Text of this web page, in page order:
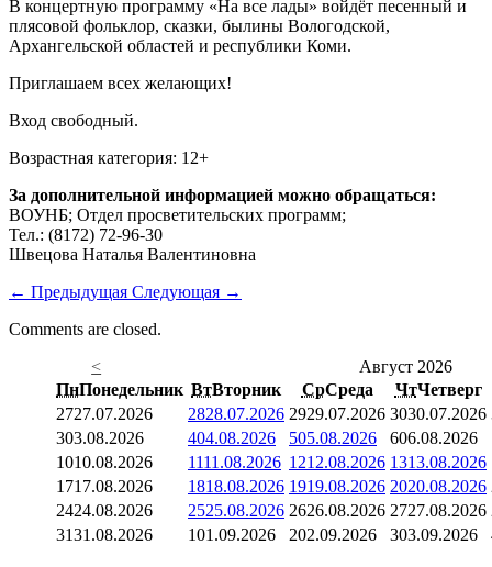
В концертную программу «На все лады» войдёт песенный и
плясовой фольклор, сказки, былины Вологодской,
Архангельской областей и республики Коми.
Приглашаем всех желающих!
Вход свободный.
Возрастная категория: 12+
За дополнительной информацией можно обращаться:
ВОУНБ; Отдел просветительских программ;
Тел.: (8172) 72-96-30
Швецова Наталья Валентиновна
← Предыдущая Следующая →
Comments are closed.
<
Август 2026
ПнПонедельник ВтВторник СрСреда ЧтЧетверг
2727.07.2026 2828.07.2026 2929.07.2026 3030.07.2026
303.08.2026 404.08.2026 505.08.2026 606.08.2026
1010.08.2026 1111.08.2026 1212.08.2026 1313.08.2026
1717.08.2026 1818.08.2026 1919.08.2026 2020.08.2026
2424.08.2026 2525.08.2026 2626.08.2026 2727.08.2026
3131.08.2026 101.09.2026 202.09.2026 303.09.2026